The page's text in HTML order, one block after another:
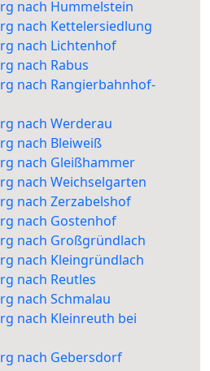
nach Hummelstein
nach Kettelersiedlung
nach Lichtenhof
nach Rabus
nach Rangierbahnhof-
nach Werderau
nach Bleiweiß
nach Gleißhammer
nach Weichselgarten
nach Zerzabelshof
nach Gostenhof
nach Großgründlach
nach Kleingründlach
nach Reutles
nach Schmalau
nach Kleinreuth bei
nach Gebersdorf